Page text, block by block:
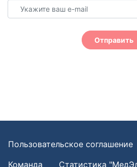
Отправить
Пользовательское соглашение
Команда
Статистика